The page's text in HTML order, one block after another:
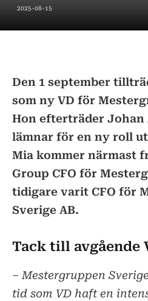
2025-08-15
Den 1 september
som ny VD för
Hon efterträder Johan
lämnar för en ny roll
Mia kommer närmast
Group CFO för
tidigare varit CFO för
Sverige AB.
Tack till avgående
– Mestergruppen
tid som VD haft en